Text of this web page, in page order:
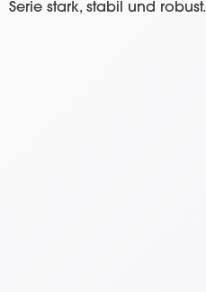
Serie stark, stabil und robust.